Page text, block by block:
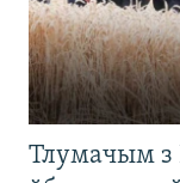
Тлумачым з